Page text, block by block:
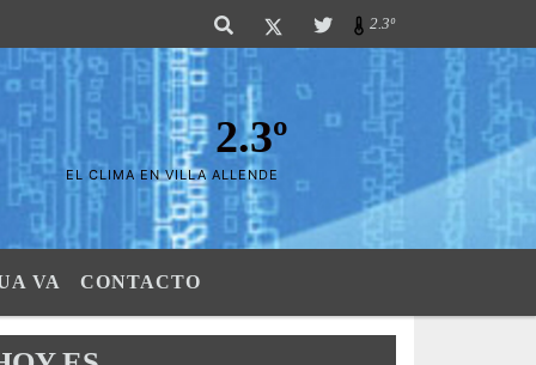
SI SU AVISO ESTA AQUÍ,..FELICITACIONES PUES..!
2.3º
2.3º
EL CLIMA EN VILLA ALLENDE
VA CONTACTO